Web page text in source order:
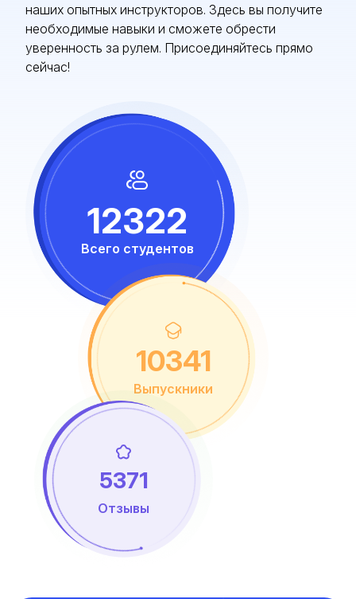
наших опытных инструкторов. Здесь вы получите
необходимые навыки и сможете обрести
уверенность за рулем. Присоединяйтесь прямо
сейчас!
12322
Всего студентов
10341
Выпускники
5371
Отзывы